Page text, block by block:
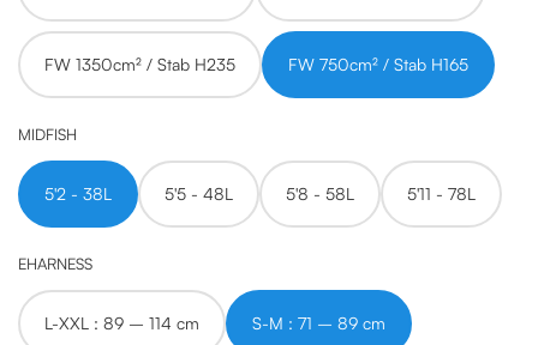
FW 1350cm² / Stab H235 FW 750cm² / Stab H165
MIDFISH
5'2 - 38L 5'5 - 48L 5'8 - 58L 5'11 - 78L
EHARNESS
L-XXL : 89 – 114 cm S-M : 71 – 89 cm